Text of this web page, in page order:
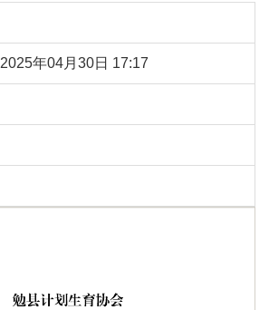
2025年04月30日 17:17